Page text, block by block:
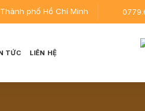
phố Hồ Chí Minh
TỨC LIÊN HỆ